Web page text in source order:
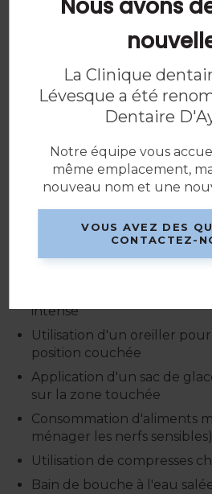
Votre dentiste peut vous
l'ibuprofène (Advil) ou
postopératoire.
Un analgésique plus puissant
vous avez subi une chirurgie
Comment gérer la
Après une chirurgie dentaire,
recommandations relatives
postopératoires de votre
peuvent comprendre :
intense
Utilisation d'un oreiller
position couchée
Application d'un sac de
sur la zone touchée
Consommation d'aliments
ménager les nerfs sensibles)
Utilisation de compresses
Bain de bouche à l'eau
Nous avons
La Clinique
Lévesque a été
Dentaire
Notre équipe vous
même emplacement,
nouveau nom et une
VOUS AVEZ DES
CONTACTEZ-